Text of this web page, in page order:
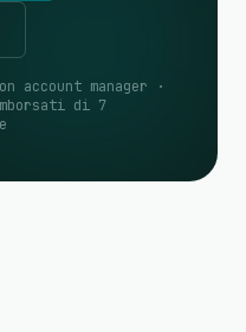
account manager ·
di 7